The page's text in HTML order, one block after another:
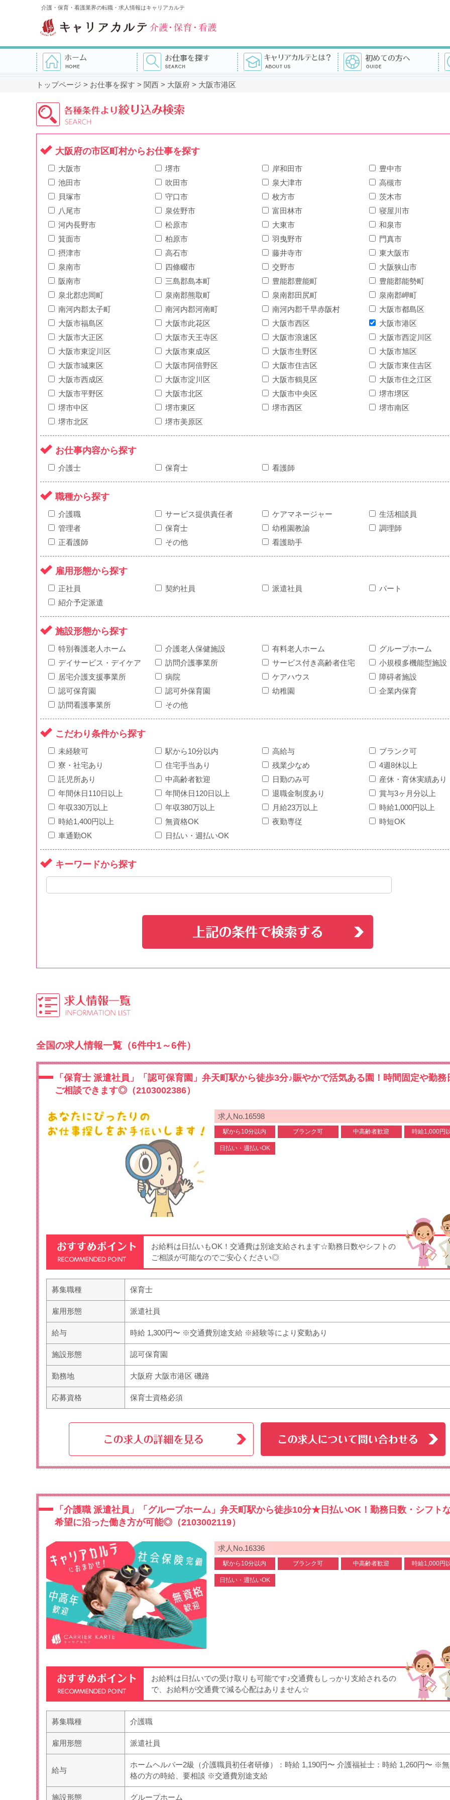
介護・保育・看護業界の転職・求人情報はキャリアカルテ
トップページ > お仕事を探す > 関西 > 大阪府 > 大阪市港区
大阪府の市区町村からお仕事を探す
大阪市 堺市 岸和田市
豊中市
池田市
吹田市 泉大津市
高槻市
貝塚市
守口市 枚方市
茨木市
八尾市
泉佐野市 富田林市
寝屋川市
河内長野市
松原市 大東市
和泉市
箕面市
柏原市 羽曳野市
門真市
摂津市
高石市 藤井寺市
東大阪市
泉南市
四條畷市 交野市
大阪狭山市
阪南市
三島郡島本町 豊能郡豊能町
豊能郡能勢町
泉北郡忠岡町
泉南郡熊取町 泉南郡田尻町
泉南郡岬町
南河内郡太子町
南河内郡河南町 南河内郡千早赤阪村
大阪市都島区
大阪市福島区
大阪市此花区 大阪市西区
大阪市港区
大阪市大正区
大阪市天王寺区 大阪市浪速区
大阪市西淀川区
大阪市東淀川区
大阪市東成区 大阪市生野区
大阪市旭区
大阪市城東区
大阪市阿倍野区 大阪市住吉区
大阪市東住吉区
大阪市西成区
大阪市淀川区 大阪市鶴見区
大阪市住之江区
大阪市平野区
大阪市北区 大阪市中央区
堺市堺区
堺市中区
堺市東区 堺市西区
堺市南区
堺市北区
堺市美原区
お仕事内容から探す
介護士 保育士 看護師
職種から探す
介護職 サービス提供責任者 ケアマネージャー
生活相談員
管理者
保育士 幼稚園教諭
調理師
正看護師
その他 看護助手
雇用形態から探す
正社員 契約社員 派遣社員
パート
紹介予定派遣
施設形態から探す
特別養護老人ホーム 介護老人保健施設 有料老人ホーム
グループホーム
デイサービス・デイケア
訪問介護事業所 サービス付き高齢者住宅
小規模多機能型施設
居宅介護支援事業所
病院 ケアハウス
障碍者施設
認可保育園
認可外保育園 幼稚園
企業内保育
訪問看護事業所
その他
こだわり条件から探す
未経験可 駅から10分以内 高給与
ブランク可
寮・社宅あり
住宅手当あり 残業少なめ
4週8休以上
託児所あり
中高齢者歓迎 日勤のみ可
産休・育休実績あり
年間休日110日以上
年間休日120日以上 退職金制度あり
賞与3ヶ月分以上
年収330万以上
年収380万以上 月給23万以上
時給1,000円以上
時給1,400円以上
無資格OK 夜勤専従
時短OK
車通勤OK
日払い・週払いOK
キーワードから探す
全国の求人情報一覧（6件中1～6件）
「保育士 派遣社員」「認可保育園」弁天町駅から徒歩3分♪賑やかで活気ある園！時間固定や勤務
ご相談できます◎（2103002386）
求人No.16598
駅から10分以内 ブランク可 中高齢者歓迎 時給1,000円
日払い・週払いOK
お給料は日払いもOK！交通費は別途支給されます☆勤務日数やシフトの
ご相談が可能なのでご安心ください◎
募集職種 保育士
雇用形態 派遣社員
給与 時給 1,300円〜 ※交通費別途支給 ※経験等により変動あり
施設形態 認可保育園
勤務地 大阪府 大阪市港区 磯路
応募資格 保育士資格必須
「介護職 派遣社員」「グループホーム」弁天町駅から徒歩10分★日払いOK！勤務日数・シフト
希望に沿った働き方が可能◎（2103002119）
求人No.16336
駅から10分以内 ブランク可 中高齢者歓迎 時給1,000円
日払い・週払いOK
お給料は日払いでの受け取りも可能です♪交通費もしっかり支給されるの
で、お給料が交通費で減る心配はありません☆
募集職種 介護職
雇用形態 派遣社員
給与
ホームヘルパー2級（介護職員初任者研修）：時給 1,190円〜 介護福祉士：時給 1,260円〜 ※
格の方の時給、要相談 ※交通費別途支給
施設形態 グループホーム